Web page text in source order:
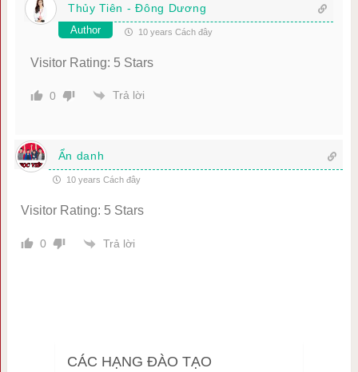
Thủy Tiên - Đông Dương
Author 10 years Cách đây
Visitor Rating: 5 Stars
0 Trả lời
Ẩn danh
10 years Cách đây
Visitor Rating: 5 Stars
0 Trả lời
CÁC HẠNG ĐÀO TẠO